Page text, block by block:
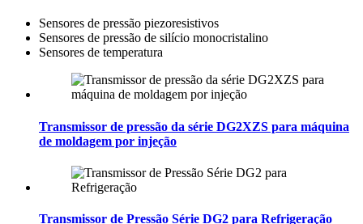
Sensores de pressão piezoresistivos
Sensores de pressão de silício monocristalino
Sensores de temperatura
Transmissor de pressão da série DG2XZS para máquina
de moldagem por injeção
Transmissor de Pressão Série DG2 para Refrigeração